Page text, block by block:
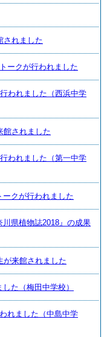
れました
ークが行われました
われました（西浜中学
されました
われました（第一中学
クが行われました
県植物誌2018』の成果
来館されました
た（梅田中学校）
れました（中島中学